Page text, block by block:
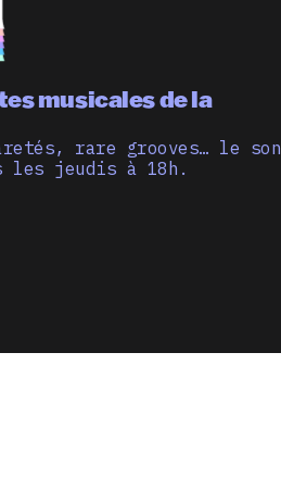
musicales de la
rare grooves… le son
les jeudis à 18h.